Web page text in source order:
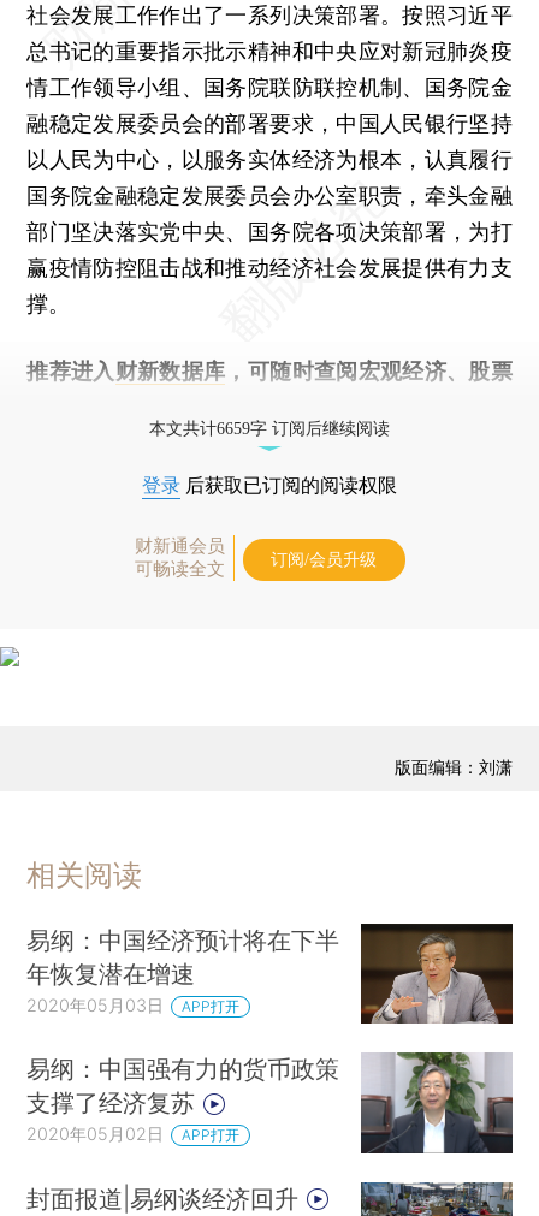
社会发展工作作出了一系列决策部署。按照习近平
总书记的重要指示批示精神和中央应对新冠肺炎疫
情工作领导小组、国务院联防联控机制、国务院金
融稳定发展委员会的部署要求，中国人民银行坚持
以人民为中心，以服务实体经济为根本，认真履行
国务院金融稳定发展委员会办公室职责，牵头金融
部门坚决落实党中央、国务院各项决策部署，为打
赢疫情防控阻击战和推动经济社会发展提供有力支
撑。
推荐进入 财新数据库 ，可随时查阅宏观经济、股票
本文共计6659字 订阅后继续阅读
登录 后获取已订阅的阅读权限
财新通会员
可畅读全文
订阅/会员升级
版面编辑：刘潇
相关阅读
易纲：中国经济预计将在下半
年恢复潜在增速
2020年05月03日 APP打开
易纲：中国强有力的货币政策
支撑了经济复苏
2020年05月02日 APP打开
封面报道|易纲谈经济回升